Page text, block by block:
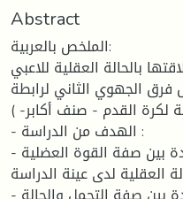
Abstract
الملخص بالعربية:
بالحالة العقلية للاعبي
الجهوي الثاني لرابطة
لكرة القدم - صنف أكابر- )
- الهدف من الدراسة :
- معرفة طبيعة العلاقة الموجودة بين صفة القوة العضلية
العقلية لدى عينة الدراسة.